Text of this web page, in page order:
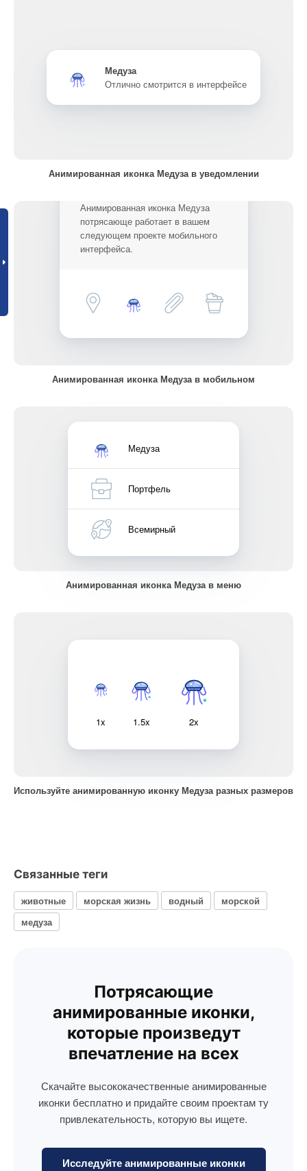
Медуза
Отлично смотрится в интерфейсе
Анимированная иконка Медуза в уведомлении
Анимированная иконка Медуза
потрясающе работает в вашем
следующем проекте мобильного
интерфейса.
Анимированная иконка Медуза в мобильном
Медуза
Портфель
Всемирный
Анимированная иконка Медуза в меню
1x 1.5x 2x
Используйте анимированную иконку Медуза разных размеров
Связанные теги
животные морская жизнь водный
морской
медуза
Потрясающие
анимированные иконки,
которые произведут
впечатление на всех
Скачайте высококачественные анимированные
иконки бесплатно и придайте своим проектам ту
привлекательность, которую вы ищете.
Исследуйте анимированные иконки